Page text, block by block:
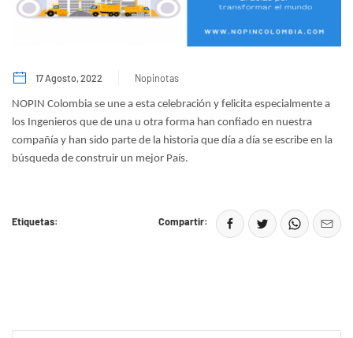
17 Agosto, 2022 Nopinotas
NOPIN Colombia se une a esta celebración y felicita especialmente a
los Ingenieros que de una u otra forma han confiado en nuestra
compañía y han sido parte de la historia que día a día se escribe en la
búsqueda de construir un mejor País.
Etiquetas: Compartir: